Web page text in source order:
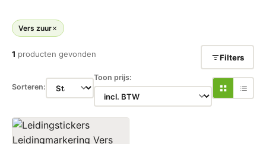
Vers zuur
1 producten gevonden Filters
Sorteren:
Toon prijs: